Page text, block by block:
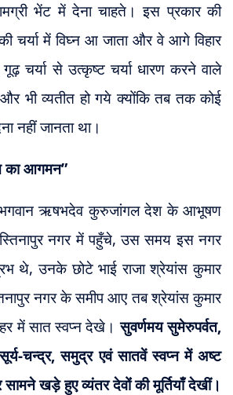
भेंट में देना चाहते। इस प्रकार की
चर्या में विघ्न आ जाता और वे आगे विहार
चर्या से उत्कृष्ट चर्या धारण करने वाले
भी व्यतीत हो गये क्योंकि तब तक कोई
नहीं जानता था।
का आगमन”
भगवान ऋषभदेव कुरुजांगल देश के आभूषण
नगर में पहुँचे, उस समय इस नगर
थे, उनके छोटे भाई राजा श्रेयांस कुमार
नगर के समीप आए तब श्रेयांस कुमार
में सात स्वप्न देखे।सुवर्णमय सुमेरुपर्वत,
चन्द्र, समुद्र एवं सातवें स्वप्न में अष्ट
खड़े हुए व्यंतर देवोंं की मूर्तियाँ देखीं।